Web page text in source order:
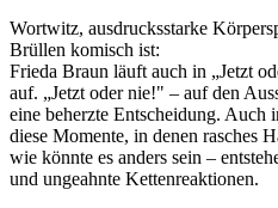
Wortwitz, ausdrucksstarke
Brüllen komisch ist:
Frieda Braun läuft auch in „Jetzt
auf. „Jetzt oder nie!" – auf den
eine beherzte Entscheidung. Auch
diese Momente, in denen rasches
wie könnte es anders sein –
und ungeahnte Kettenreaktionen.